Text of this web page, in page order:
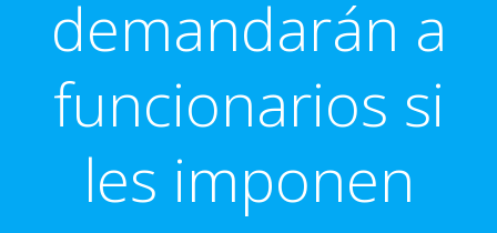
demandarán a
funcionarios si
les imponen